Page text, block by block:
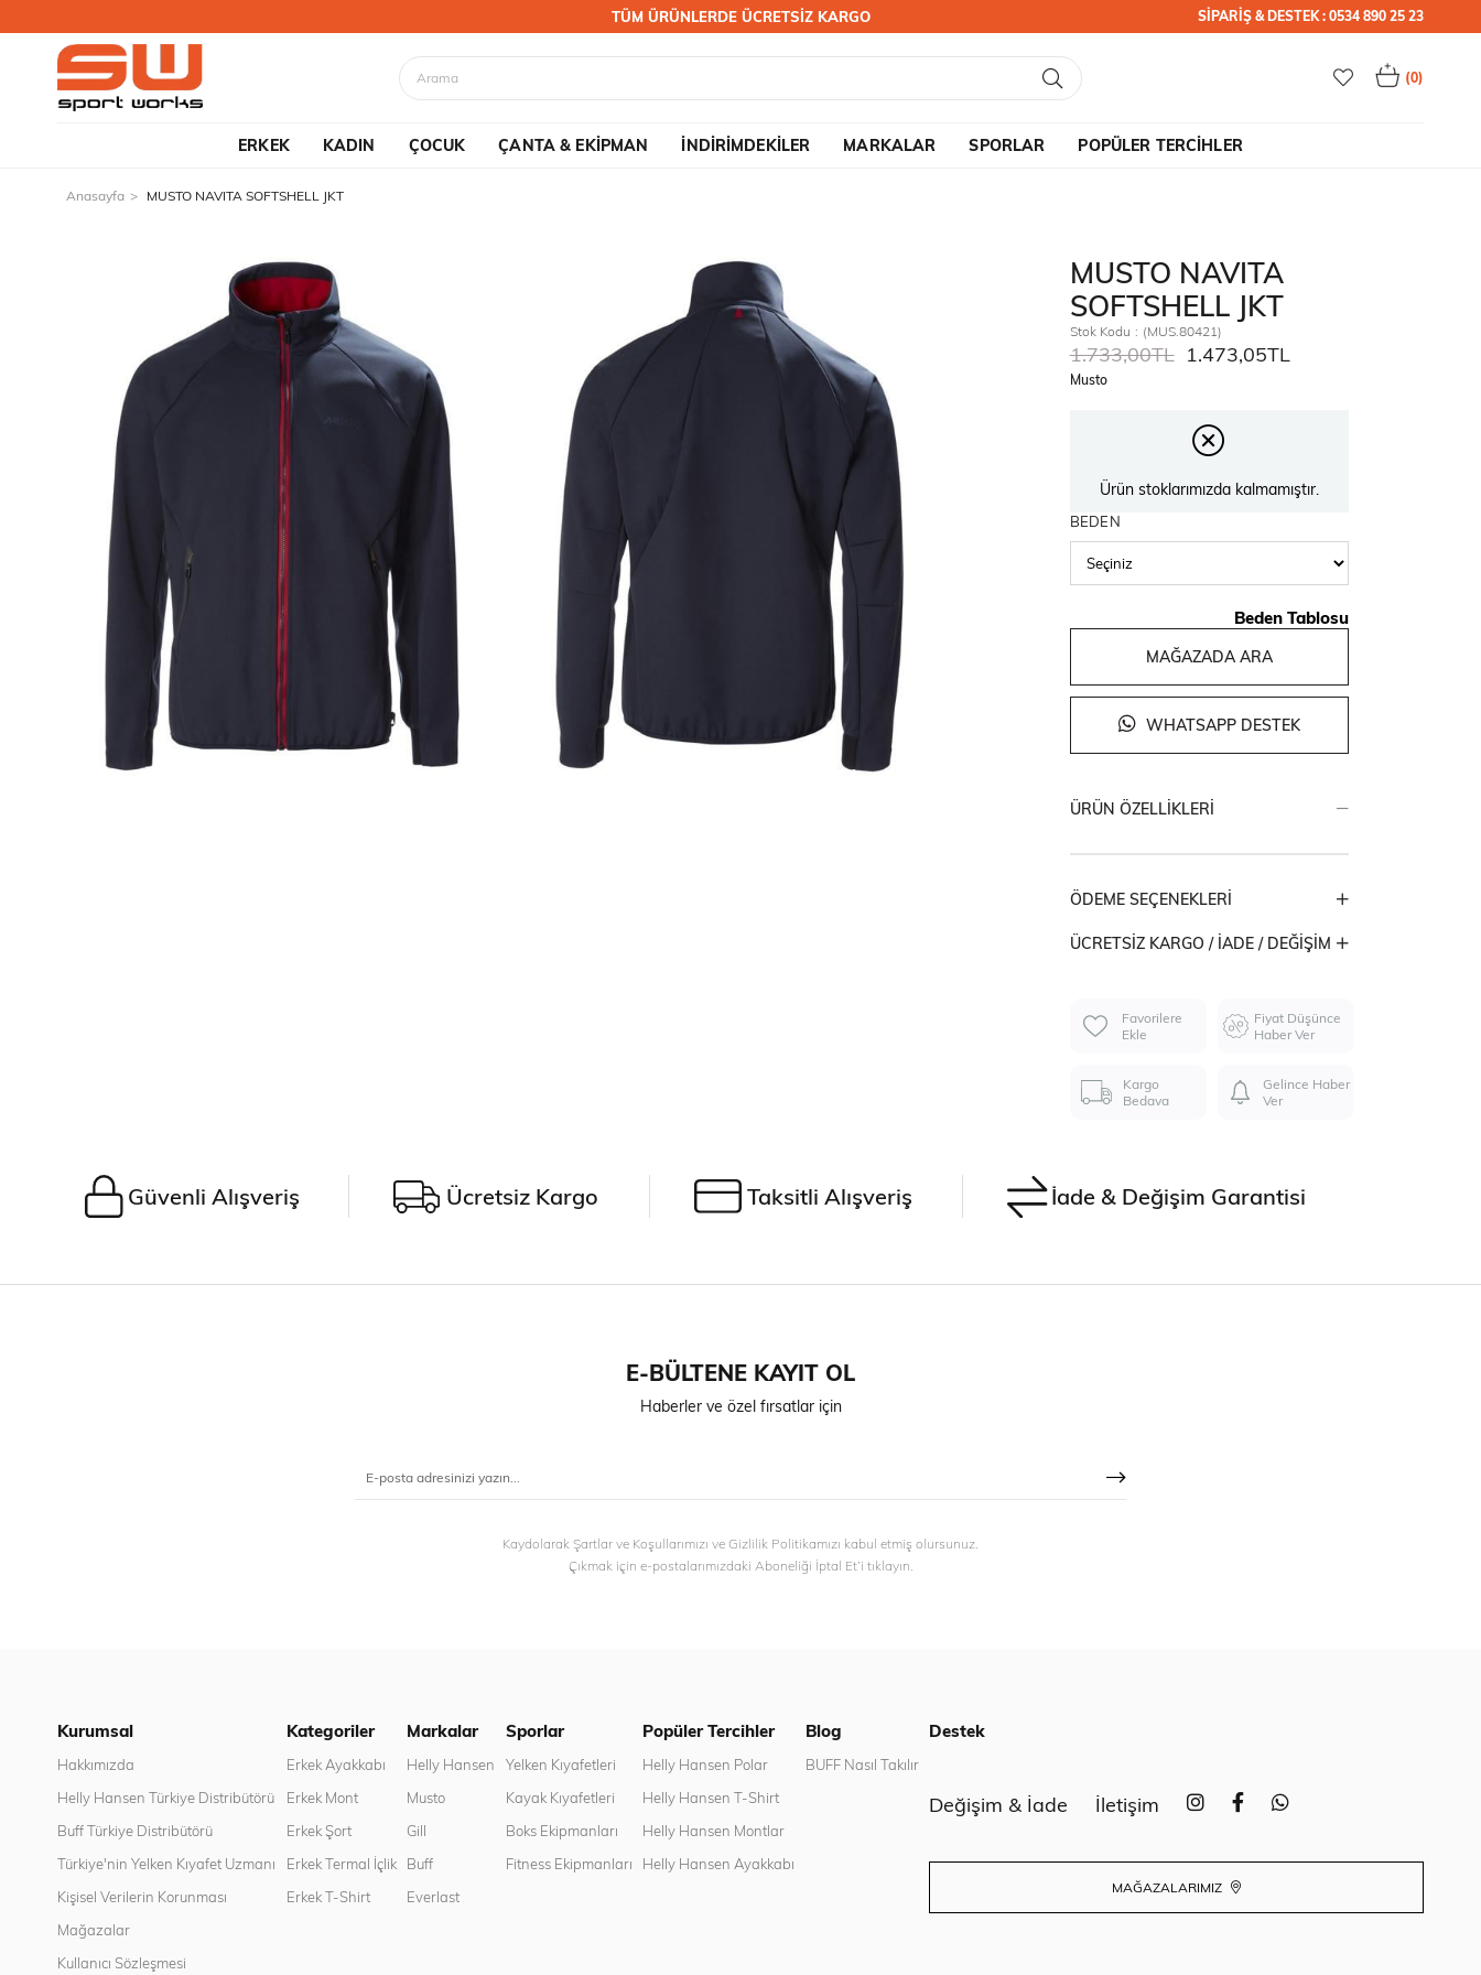
TÜM ÜRÜNLERDE ÜCRETSİZ KARGO SİPARİŞ & DESTEK : 0534 890 25 23
0
ERKEK KADIN ÇOCUK ÇANTA & EKİPMAN İNDİRİMDEKİLER MARKALAR SPORLAR POPÜLER TERCİHLER
Anasayfa MUSTO NAVITA SOFTSHELL JKT
MUSTO NAVITA
SOFTSHELL JKT
Stok Kodu (MUS.80421)
1.733,00TL 1.473,05TL
Musto
Ürün stoklarımızda kalmamıştır.
BEDEN
Beden Tablosu
MAĞAZADA ARA
WHATSAPP DESTEK
ÜRÜN ÖZELLIKLERI
ÖDEME SEÇENEKLERI
ÜCRETSIZ KARGO / İADE / DEĞIŞIM
Favorilere
Ekle
Fiyat Düşünce
Haber Ver
Kargo
Bedava
Gelince Haber
Ver
Güvenli Alışveriş Ücretsiz Kargo Taksitli Alışveriş İade & Değişim Garantisi
E-BÜLTENE KAYIT OL
Haberler ve özel fırsatlar için
Kaydolarak Şartlar ve Koşullarımızı ve Gizlilik Politikamızı kabul etmiş olursunuz.
Çıkmak için e-postalarımızdaki Aboneliği İptal Et’i tıklayın.
Kurumsal
Hakkımızda
Helly Hansen Türkiye Distribütörü
Buff Türkiye Distribütörü
Türkiye'nin Yelken Kıyafet Uzmanı
Kişisel Verilerin Korunması
Mağazalar
Kullanıcı Sözleşmesi
Kategoriler
Erkek Ayakkabı
Erkek Mont
Erkek Şort
Erkek Termal İçlik
Erkek T-Shirt
Markalar
Helly Hansen
Musto
Gill
Buff
Everlast
Sporlar
Yelken Kıyafetleri
Kayak Kıyafetleri
Boks Ekipmanları
Fitness Ekipmanları
Popüler Tercihler
Helly Hansen Polar
Helly Hansen T-Shirt
Helly Hansen Montlar
Helly Hansen Ayakkabı
Blog
BUFF Nasıl Takılır
Destek
Değişim & İade İletişim
MAĞAZALARIMIZ